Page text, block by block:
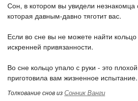
Сон, в котором вы увидели
которая давным-давно тяготит вас.
Если во сне вы не можете найти
искренней привязанности.
Во сне кольцо упало с руки - это
приготовила вам жизненное испытание.
Толкование снов изСонник Ванги